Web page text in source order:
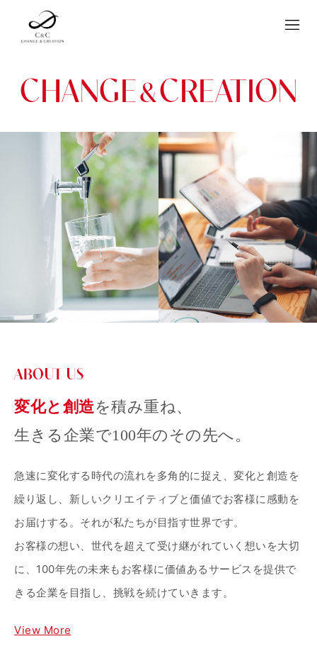
HOME
DIVISION 事業内容
COMPANY 会社概要
VISION ビジョン
RECRUIT 採用情報
CHANGE&CREATION
ABOUT US
変化と創造を積み重ね、
生きる企業で100年のその先へ。
急速に変化する時代の流れを多角的に捉え、変化と創造を
繰り返し、新しいクリエイティブと価値でお客様に感動を
お届けする。それが私たちが目指す世界です。
お客様の想い、世代を超えて受け継がれていく想いを大切
に、100年先の未来もお客様に価値あるサービスを提供で
きる企業を目指し、挑戦を続けていきます。
View More